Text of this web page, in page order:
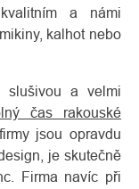
a námi
kalhot nebo
slušivou a velmi
čas rakouské
jsou opravdu
je skutečně
Firma navíc při